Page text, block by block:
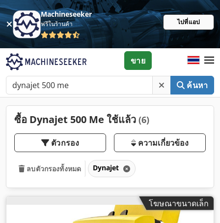
Machineseeker
ฟรีในร้านค้า ไปที่แอป
ค้นหา
ขาย
ซื้อ Dynajet 500 Me ใช้แล้ว (6)
ตัวกรอง ความเกี่ยวข้อง
ลบตัวกรองทั้งหมด Dynajet
โฆษณาขนาดเล็ก